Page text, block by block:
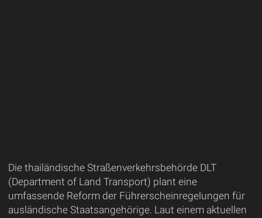
Die thailändische Straßenverkehrsbehörde DLT
(Department of Land Transport) plant eine
umfassende Reform der Führerscheinregelungen für
ausländische Staatsangehörige. Laut einem aktuellen